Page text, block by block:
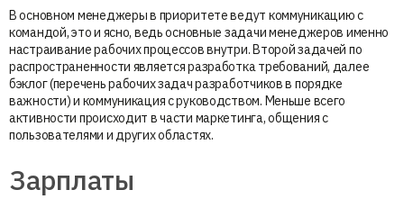
В основном менеджеры в приоритете ведут коммуникацию с
командой, это и ясно, ведь основные задачи менеджеров именно
настраивание рабочих процессов внутри. Второй задачей по
распространенности является разработка требований, далее
бэклог (перечень рабочих задач разработчиков в порядке
важности) и коммуникация с руководством. Меньше всего
активности происходит в части маркетинга, общения с
пользователями и других областях.
Зарплаты